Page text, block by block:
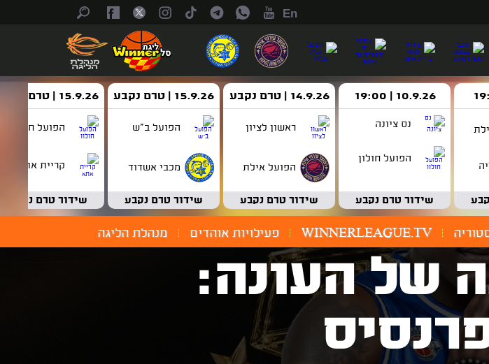
En
10.9.26 | 19:00
נס ציונה
הפועל חולון
שידור טרם נקבע
14.9.26 | טרם נקבע
ראשון לציון
הפועל אילת
שידור טרם נקבע
15.9.26 | טרם נקבע
הפועל ב"ש
מכבי אשדוד
שידור טרם נקבע
15.9.26 | טרם נקבע
הפועל חולון
קריית אתא
שידור טרם נקבע
WINNERLEAGUE.TV פעילויות אוהדים מנהלת הליגה
של העונה: